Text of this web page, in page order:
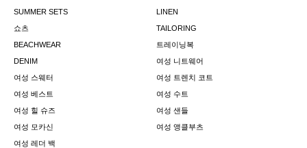
SUMMER SETS
LINEN
쇼츠
TAILORING
BEACHWEAR
트레이닝복
DENIM
여성 니트웨어
여성 스웨터
여성 트렌치 코트
여성 베스트
여성 수트
여성 힐 슈즈
여성 샌들
여성 모카신
여성 앵클부츠
여성 레더 백